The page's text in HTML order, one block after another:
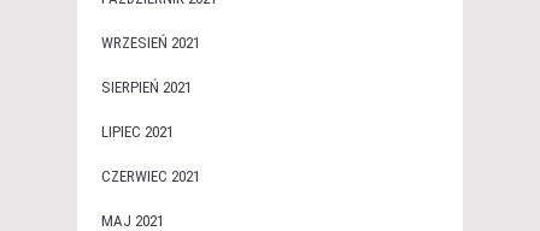
WRZESIEŃ 2021
SIERPIEŃ 2021
LIPIEC 2021
CZERWIEC 2021
MAJ 2021